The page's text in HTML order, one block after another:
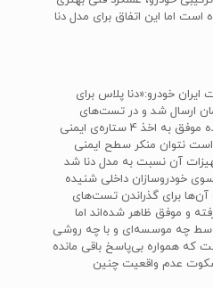
است اما این اتفاق برای مدل دنا
خودرو:«دنا پلاس برای
ارسال شد و در تست‌های
ایمنی که در این کشور گذرانده موفق به اخذ 4 ستاره‌ی ایمنی
نتوان منکر سطح ایمنی
آن نسبت به مدل دنا شد
خودروسازان داخلی شنیده
برای گذراندن تست‌های
و موفق ظاهر شده‌اند اما
چه موسسه‌ای و با چه روشی
که همواره بی‌پاسخ باقی مانده
عدم واقعیت چنین